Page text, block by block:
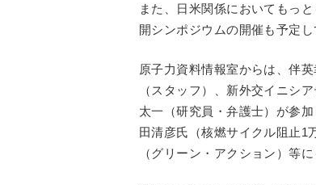
また、日米関係においてもっ
開シンポジウムの開催も予定
原子力資料情報室からは、伴
（スタッフ）、新外交イニシ
太一（研究員・弁護士）が参
田清彦氏（核燃サイクル阻止1
（グリーン・アクション）等